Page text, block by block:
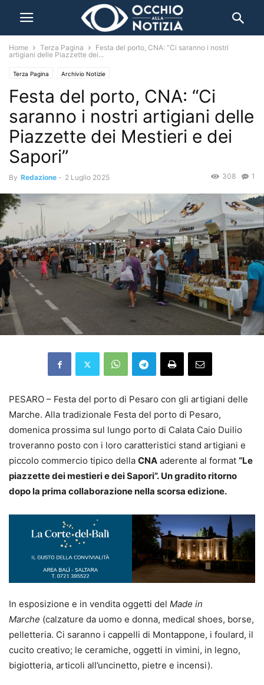
Home Terza Pagina
Festa del porto, CNA: “Ci saranno i nostri
artigiani delle Piazzette dei...
Terza Pagina Archivio Notizie
Festa del porto, CNA: “Ci
saranno i nostri artigiani delle
Piazzette dei Mestieri e dei
Sapori”
By Redazione - 2 Luglio 2025 1
308
PESARO – Festa del porto di Pesaro con gli artigiani delle
Marche. Alla tradizionale Festa del porto di Pesaro,
domenica prossima sul lungo porto di Calata Caio Duilio
troveranno posto con i loro caratteristici stand artigiani e
piccolo commercio tipico della CNA aderente al format “Le
piazzette dei mestieri e dei Sapori”. Un gradito ritorno
dopo la prima collaborazione nella scorsa edizione.
In esposizione e in vendita oggetti del Made in
Marche (calzature da uomo e donna, medical shoes, borse,
pelletteria. Ci saranno i cappelli di Montappone, i foulard, il
cucito creativo; le ceramiche, oggetti in vimini, in legno,
bigiotteria, articoli all’uncinetto, pietre e incensi).